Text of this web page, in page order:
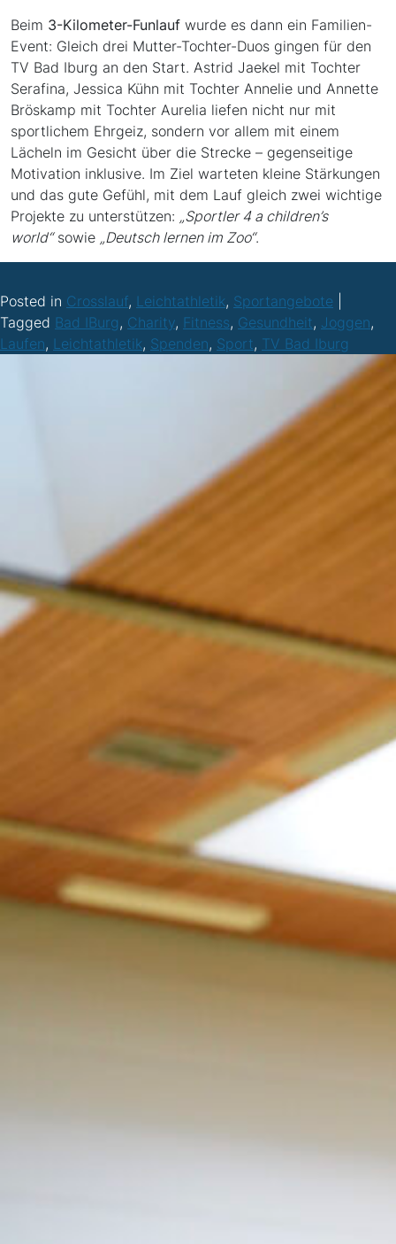
Beim 3-Kilometer-Funlauf wurde es dann ein Familien-
Event: Gleich drei Mutter-Tochter-Duos gingen für den
TV Bad Iburg an den Start. Astrid Jaekel mit Tochter
Serafina, Jessica Kühn mit Tochter Annelie und Annette
Bröskamp mit Tochter Aurelia liefen nicht nur mit
sportlichem Ehrgeiz, sondern vor allem mit einem
Lächeln im Gesicht über die Strecke – gegenseitige
Motivation inklusive. Im Ziel warteten kleine Stärkungen
und das gute Gefühl, mit dem Lauf gleich zwei wichtige
Projekte zu unterstützen: „Sportler 4 a children’s
world“sowie „Deutsch lernen im Zoo“.
Posted in Crosslauf, Leichtathletik, Sportangebote
Tagged Bad IBurg, Charity, Fitness, Gesundheit, Joggen,
Laufen, Leichtathletik, Spenden, Sport, TV Bad Iburg